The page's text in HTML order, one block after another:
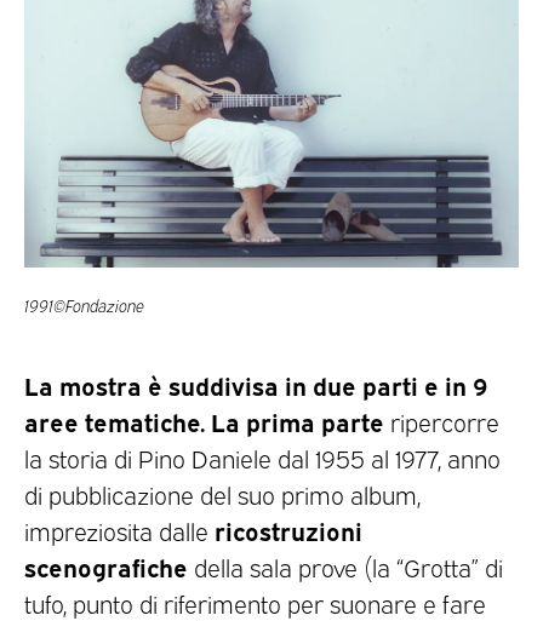
1991©Fondazione
La mostra è suddivisa in due parti e in 9
aree tematiche. La prima parte ripercorre
la storia di Pino Daniele dal 1955 al 1977, anno
di pubblicazione del suo primo album,
impreziosita dalle ricostruzioni
scenografiche della sala prove (la “Grotta” di
tufo, punto di riferimento per suonare e fare